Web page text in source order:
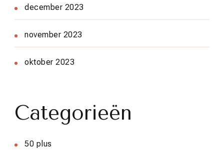
december 2023
november 2023
oktober 2023
Categorieën
50 plus